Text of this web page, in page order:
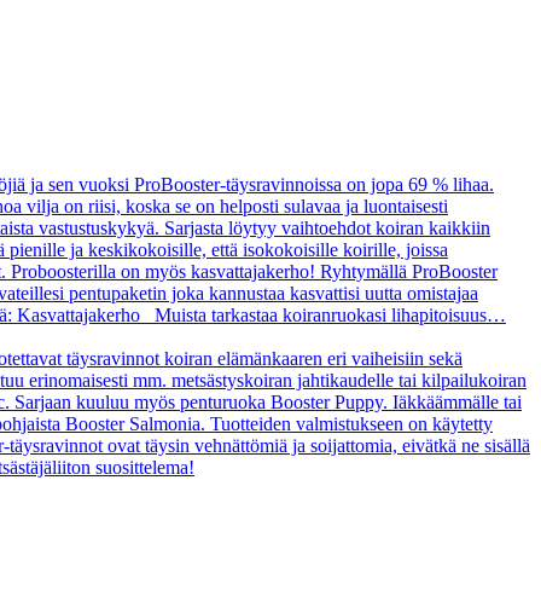
ja sen vuoksi ProBooster-täysravinnoissa on jopa 69 % lihaa.
vilja on riisi, koska se on helposti sulavaa ja luontaisesti
vastustuskykyä. Sarjasta löytyy vaihtoehdot koiran kaikkiin
pienille ja keskikokoisille, että isokokoisille koirille, joissa
on myös kasvattajakerho! Ryhtymällä ProBooster
pentupaketin joka kannustaa kasvattisi uutta omistajaa
Kasvattajakerho Muista tarkastaa koiranruokasi lihapitoisuus…
täysravinnot koiran elämänkaaren eri vaiheisiin sekä
erinomaisesti mm. metsästyskoiran jahtikaudelle tai kilpailukoiran
kuuluu myös penturuoka Booster Puppy. Iäkkäämmälle tai
Booster Salmonia. Tuotteiden valmistukseen on käytetty
ovat täysin vehnättömiä ja soijattomia, eivätkä ne sisällä
suosittelema!